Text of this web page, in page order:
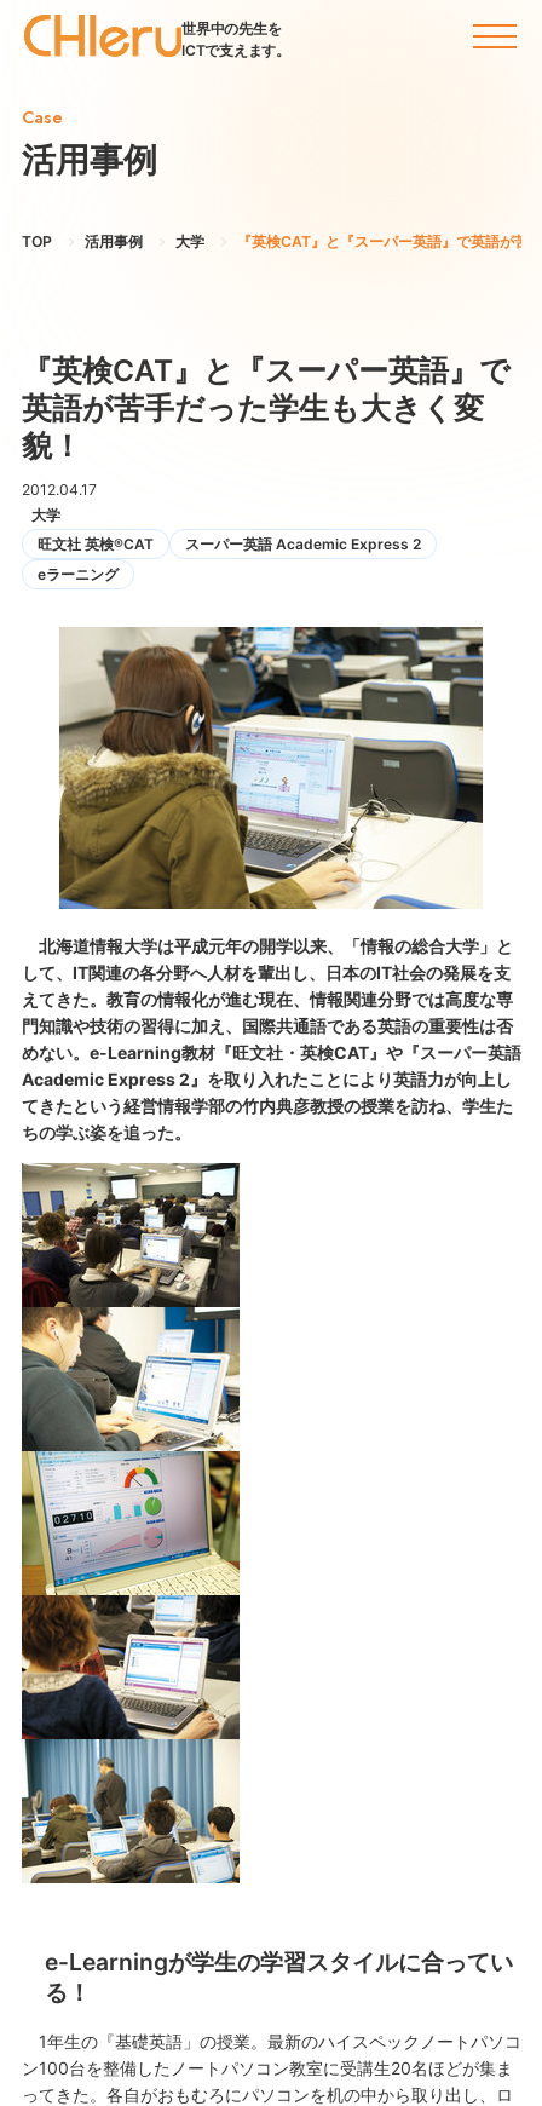
世界中の先生を
ICTで支えます。
Case
活用事例
TOP 活用事例 大学 『英検CAT』と『スーパー英語』で英語が苦
『英検CAT』と『スーパー英語』で
英語が苦手だった学生も大きく変
貌！
2012.04.17
大学
旺文社 英検®CAT
スーパー英語 Academic Express 2
eラーニング
北海道情報大学は平成元年の開学以来、「情報の総合大学」と
して、IT関連の各分野へ人材を輩出し、日本のIT社会の発展を支
えてきた。教育の情報化が進む現在、情報関連分野では高度な専
門知識や技術の習得に加え、国際共通語である英語の重要性は否
めない。e-Learning教材『旺文社・英検CAT』や『スーパー英語
Academic Express 2』を取り入れたことにより英語力が向上し
てきたという経営情報学部の竹内典彦教授の授業を訪ね、学生た
ちの学ぶ姿を追った。
e-Learningが学生の学習スタイルに合ってい
る！
1年生の『基礎英語」の授業。最新のハイスペックノートパソコ
ン100台を整備したノートパソコン教室に受講生20名ほどが集ま
ってきた。各自がおもむろにパソコンを机の中から取り出し、ロ